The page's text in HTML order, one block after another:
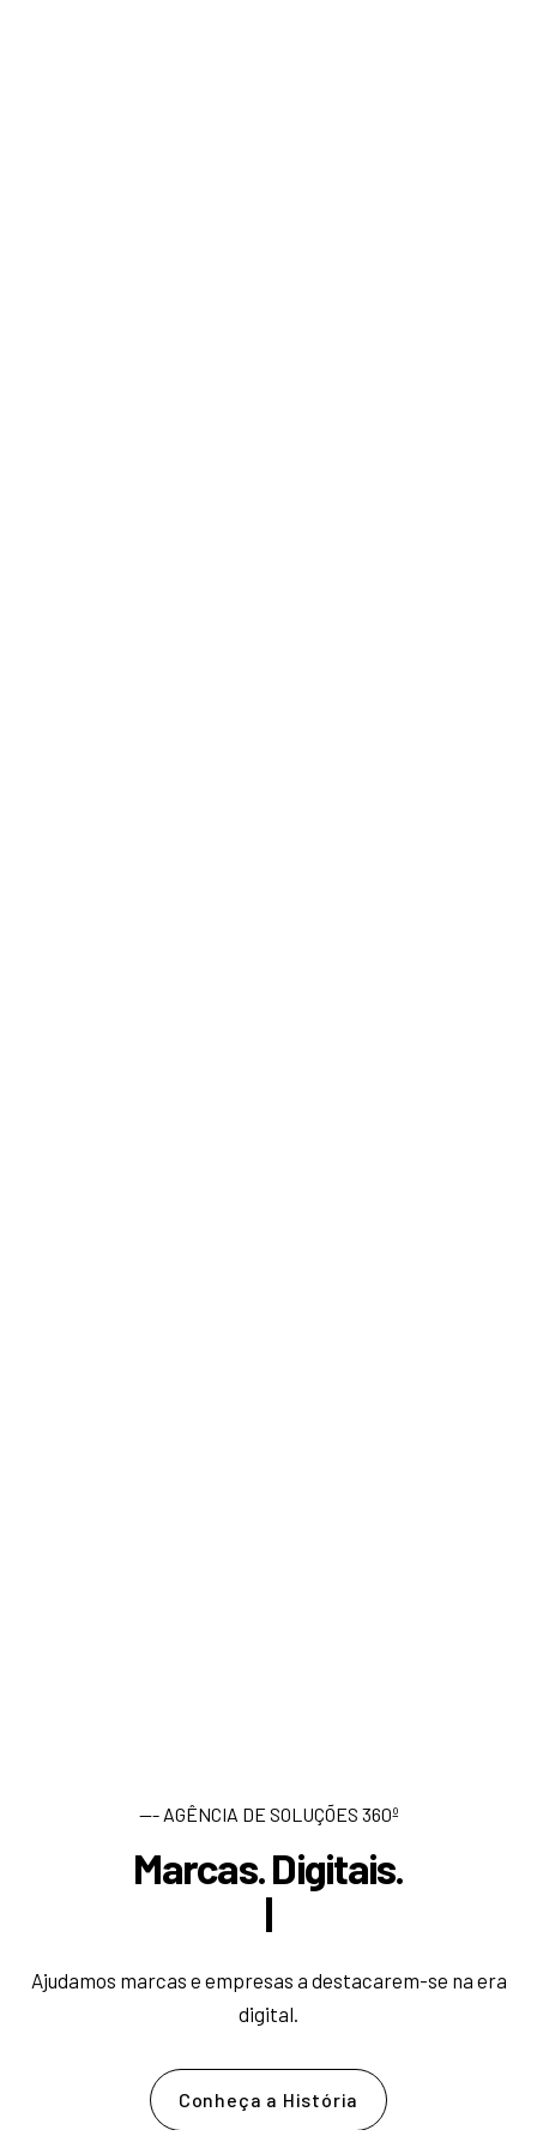
--- AGÊNCIA DE SOLUÇÕES 360º
Marcas. Digitais.
es
Ajudamos marcas e empresas a destacarem-se na era
digital.
Conheça a História